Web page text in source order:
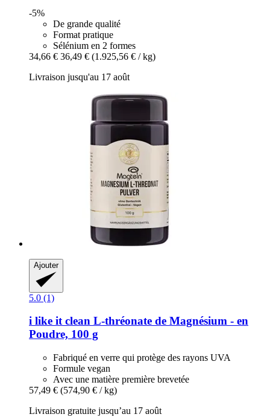
-5%
De grande qualité
Format pratique
Sélénium en 2 formes
34,66 € 36,49 € (1.925,56 € / kg)
Livraison jusqu'au 17 août
Ajouter
5.0 (1)
i like it clean L-​thréonate de Magnésium -​ en
Poudre, 100 g
Fabriqué en verre qui protège des rayons UVA
Formule vegan
Avec une matière première brevetée
57,49 € (574,90 € / kg)
Livraison gratuite jusqu’au 17 août